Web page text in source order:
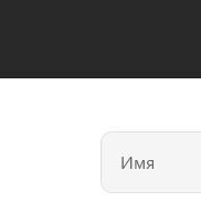
Имя